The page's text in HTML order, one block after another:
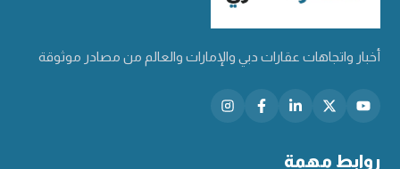
أخبار واتجاهات عقارات دبي والإمارات والعالم من مصادر موثوقة
روابط مهمة